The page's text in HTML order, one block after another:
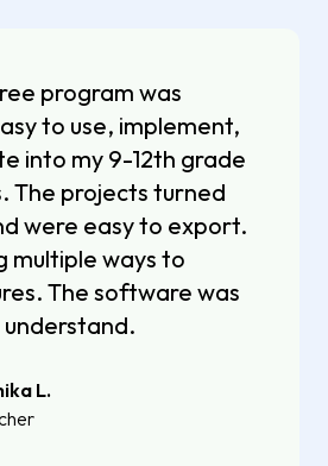
program was
to use, implement,
into my 9-12th grade
The projects turned
were easy to export.
multiple ways to
The software was
L.